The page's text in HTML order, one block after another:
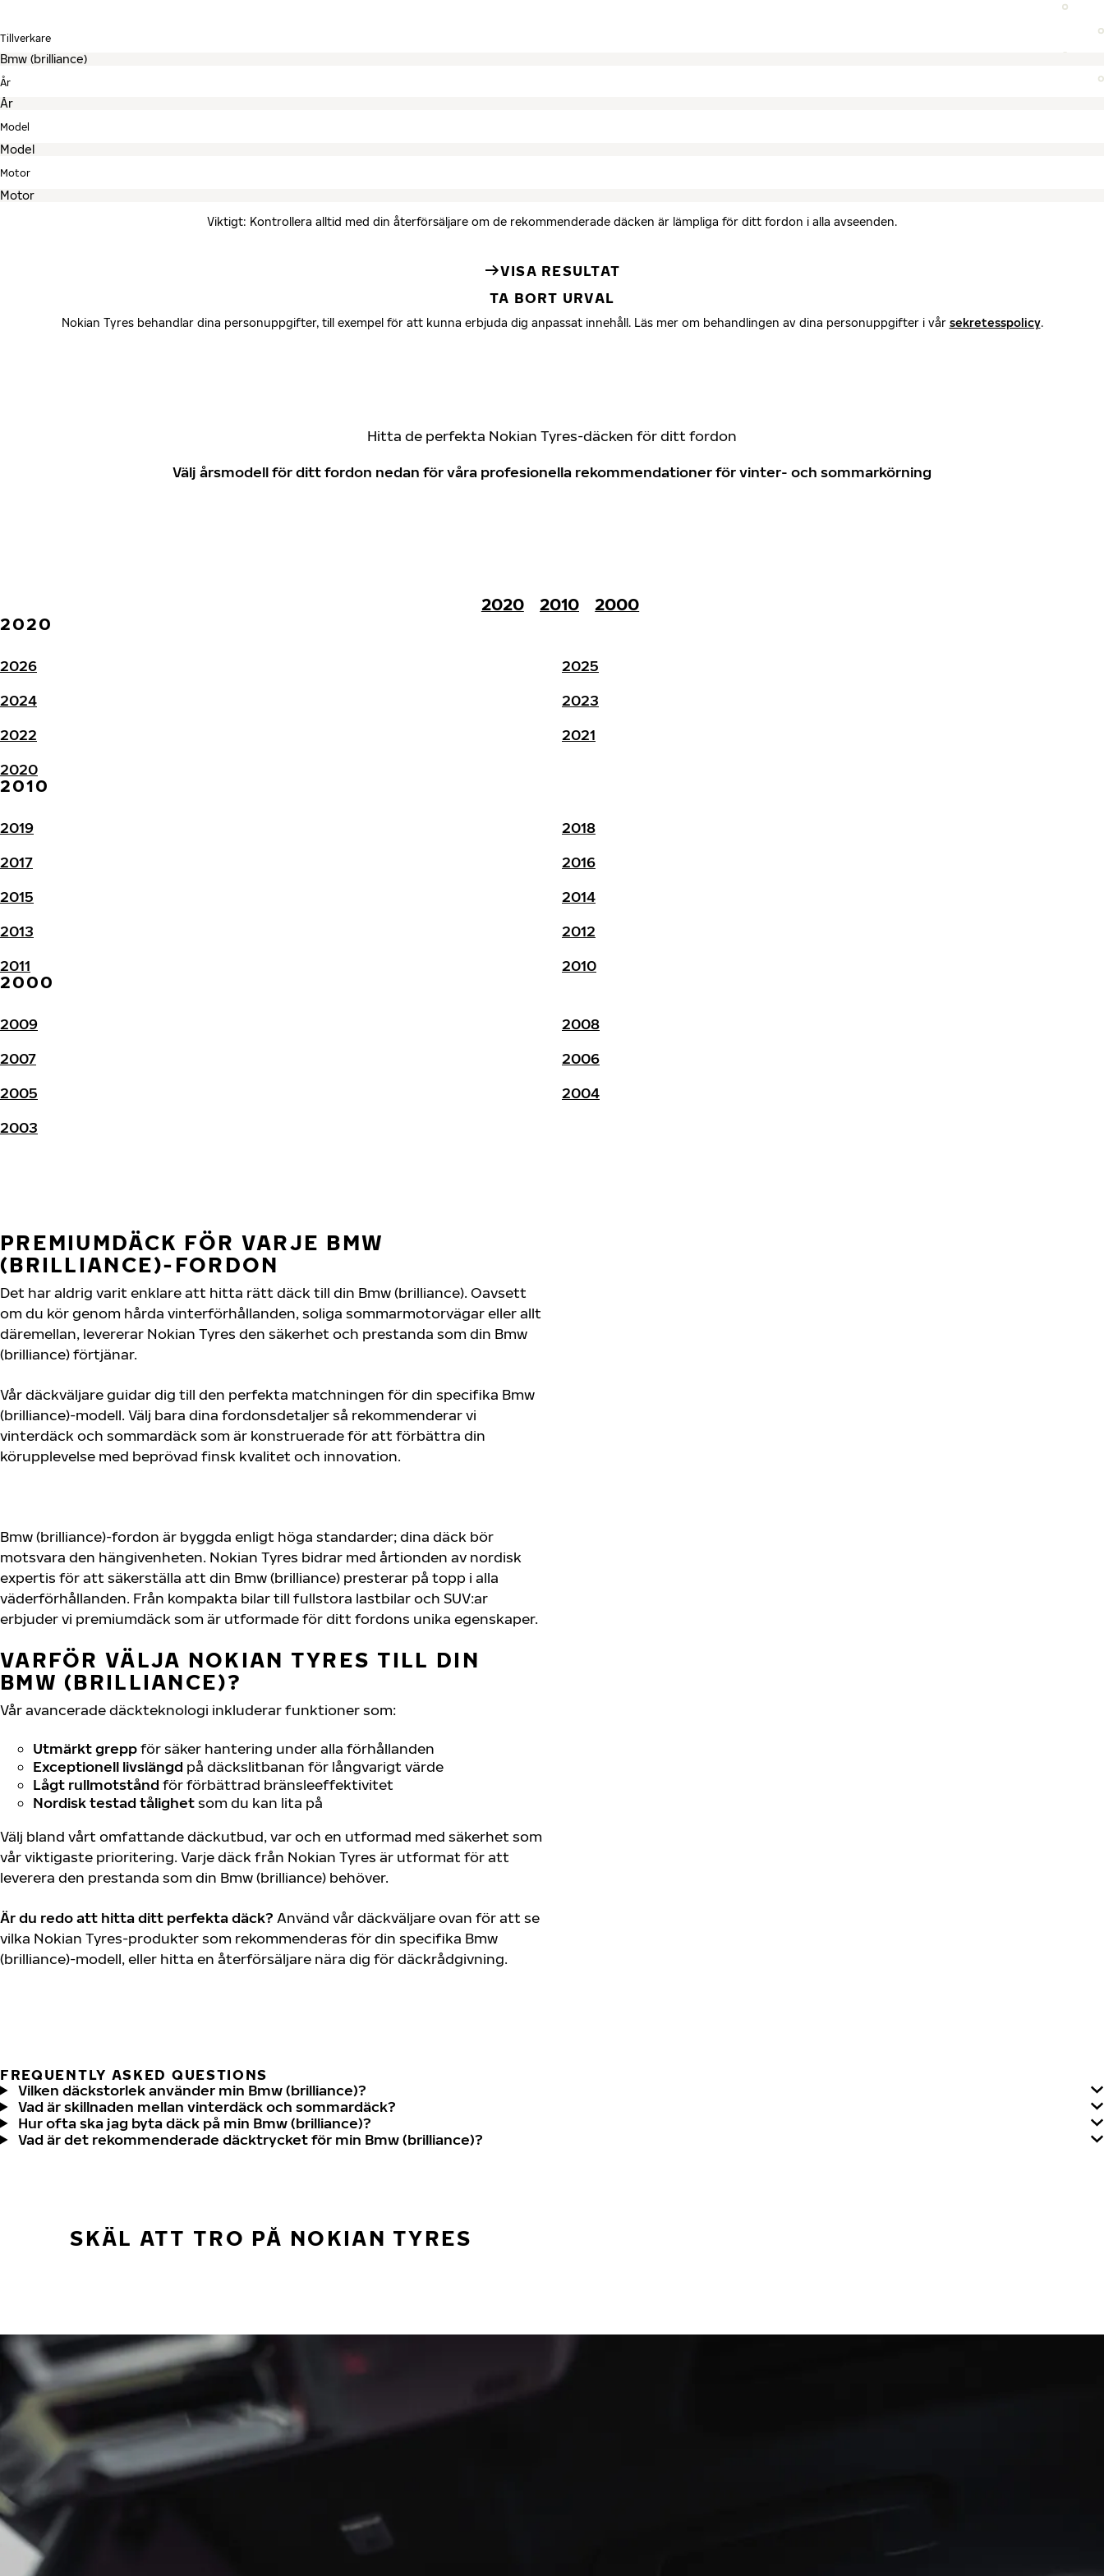
Tillverkare
År
Model
Motor
Viktigt: Kontrollera alltid med din återförsäljare om de rekommenderade däcken är lämpliga för ditt fordon i alla avseenden.
VISA RESULTAT
TA BORT URVAL
Nokian Tyres behandlar dina personuppgifter, till exempel för att kunna erbjuda dig anpassat innehåll. Läs mer om behandlingen av dina personuppgifter i vår sekretesspolicy.
Hitta de perfekta Nokian Tyres-däcken för ditt fordon
Välj årsmodell för ditt fordon nedan för våra profesionella rekommendationer för vinter- och sommarkörning
2020 2010
2000
2020
2026
2025
2024
2023
2022
2021
2020
2010
2019
2018
2017
2016
2015
2014
2013
2012
2011
2010
2000
2009
2008
2007
2006
2005
2004
2003
PREMIUMDÄCK FÖR VARJE BMW
(BRILLIANCE)-FORDON
Det har aldrig varit enklare att hitta rätt däck till din Bmw (brilliance). Oavsett
om du kör genom hårda vinterförhållanden, soliga sommarmotorvägar eller allt
däremellan, levererar Nokian Tyres den säkerhet och prestanda som din Bmw
(brilliance) förtjänar.
Vår däckväljare guidar dig till den perfekta matchningen för din specifika Bmw
(brilliance)-modell. Välj bara dina fordonsdetaljer så rekommenderar vi
vinterdäck och sommardäck som är konstruerade för att förbättra din
körupplevelse med beprövad finsk kvalitet och innovation.
Bmw (brilliance)-fordon är byggda enligt höga standarder; dina däck bör
motsvara den hängivenheten. Nokian Tyres bidrar med årtionden av nordisk
expertis för att säkerställa att din Bmw (brilliance) presterar på topp i alla
väderförhållanden. Från kompakta bilar till fullstora lastbilar och SUV:ar
erbjuder vi premiumdäck som är utformade för ditt fordons unika egenskaper.
VARFÖR VÄLJA NOKIAN TYRES TILL DIN
BMW (BRILLIANCE)?
Vår avancerade däckteknologi inkluderar funktioner som:
Utmärkt greppför säker hantering under alla förhållanden
Exceptionell livslängd på däckslitbanan för långvarigt värde
Lågt rullmotstånd för förbättrad bränsleeffektivitet
Nordisk testad tålighetsom du kan lita på
Välj bland vårt omfattande däckutbud, var och en utformad med säkerhet som
vår viktigaste prioritering. Varje däck från Nokian Tyres är utformat för att
leverera den prestanda som din Bmw (brilliance) behöver.
Är du redo att hitta ditt perfekta däck? Använd vår däckväljare ovan för att se
vilka Nokian Tyres-produkter som rekommenderas för din specifika Bmw
(brilliance)-modell, eller hitta en återförsäljare nära dig för däckrådgivning.
FREQUENTLY ASKED QUESTIONS
Vilken däckstorlek använder min Bmw (brilliance)?
Vad är skillnaden mellan vinterdäck och sommardäck?
Hur ofta ska jag byta däck på min Bmw (brilliance)?
Vad är det rekommenderade däcktrycket för min Bmw (brilliance)?
SKÄL ATT TRO PÅ NOKIAN TYRES